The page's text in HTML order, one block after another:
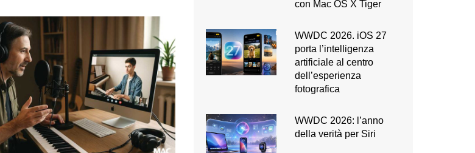
con Mac OS X Tiger
WWDC 2026. iOS 27
porta l’intelligenza
artificiale al centro
dell’esperienza
fotografica
WWDC 2026: l’anno
della verità per Siri